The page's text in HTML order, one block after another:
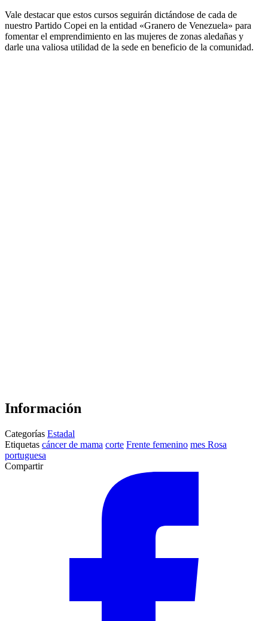
Vale destacar que estos cursos seguirán dictándose de cada de
nuestro Partido Copei en la entidad «Granero de Venezuela» para
fomentar el emprendimiento en las mujeres de zonas aledañas y
darle una valiosa utilidad de la sede en beneficio de la comunidad.
Información
Categorías Estadal
Etiquetas cáncer de mama corte Frente femenino mes Rosa
portuguesa
Compartir